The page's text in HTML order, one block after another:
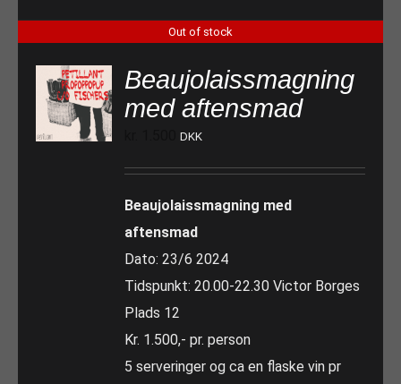
Out of stock
Beaujolaissmagning
med aftensmad
DKK
Beaujolaissmagning med
aftensmad
Dato: 23/6 2024
Tidspunkt: 20.00-22.30 Victor Borges
Plads 12
Kr. 1.500,- pr. person
5 serveringer og ca en flaske vin pr